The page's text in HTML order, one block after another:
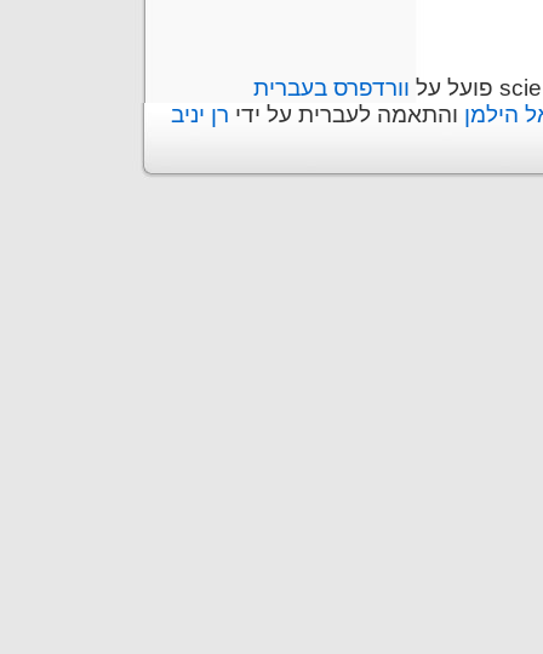
וורדפרס בעברית
הילמן והתאמה לעברית על ידי רן יניב